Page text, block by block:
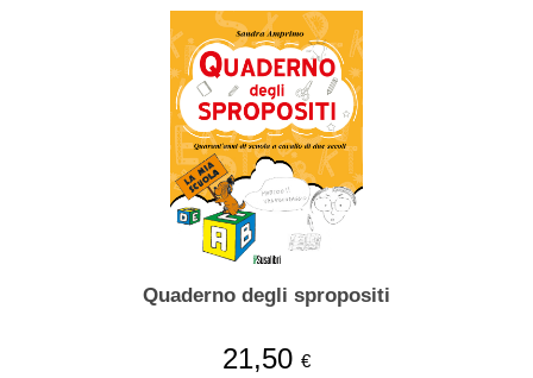
Quaderno degli spropositi
21,50 €